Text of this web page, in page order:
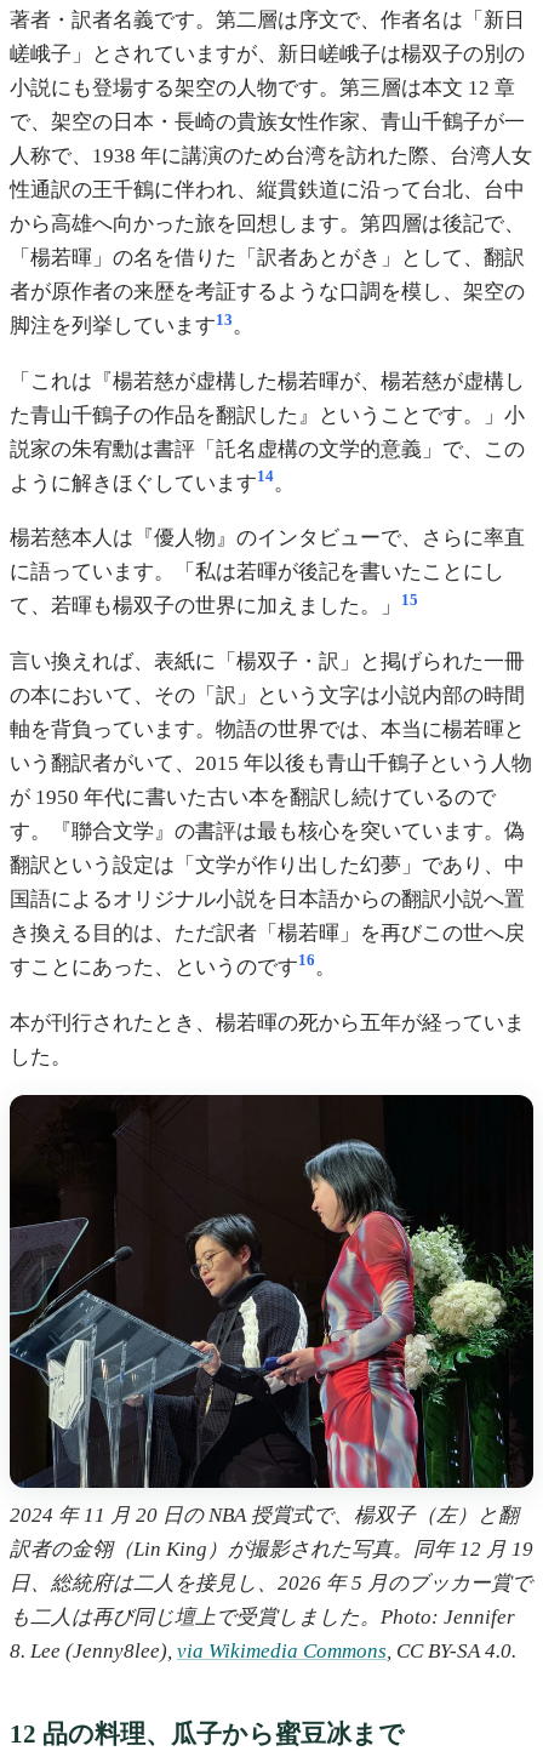
著者・訳者名義です。第二層は序文で、作者名は「新日
嵯峨子」とされていますが、新日嵯峨子は楊双子の別の
小説にも登場する架空の人物です。第三層は本文 12 章
で、架空の日本・長崎の貴族女性作家、青山千鶴子が一
人称で、1938 年に講演のため台湾を訪れた際、台湾人女
性通訳の王千鶴に伴われ、縦貫鉄道に沿って台北、台中
から高雄へ向かった旅を回想します。第四層は後記で、
「楊若暉」の名を借りた「訳者あとがき」として、翻訳
者が原作者の来歴を考証するような口調を模し、架空の
脚注を列挙しています13。
「これは『楊若慈が虚構した楊若暉が、楊若慈が虚構し
た青山千鶴子の作品を翻訳した』ということです。」小
説家の朱宥勳は書評「託名虚構の文学的意義」で、この
ように解きほぐしています14。
楊若慈本人は『優人物』のインタビューで、さらに率直
に語っています。「私は若暉が後記を書いたことにし
て、若暉も楊双子の世界に加えました。」
15
言い換えれば、表紙に「楊双子・訳」と掲げられた一冊
の本において、その「訳」という文字は小説内部の時間
軸を背負っています。物語の世界では、本当に楊若暉と
いう翻訳者がいて、2015 年以後も青山千鶴子という人物
が 1950 年代に書いた古い本を翻訳し続けているので
す。『聯合文学』の書評は最も核心を突いています。偽
翻訳という設定は「文学が作り出した幻夢」であり、中
国語によるオリジナル小説を日本語からの翻訳小説へ置
き換える目的は、ただ訳者「楊若暉」を再びこの世へ戻
すことにあった、というのです16。
本が刊行されたとき、楊若暉の死から五年が経っていま
した。
2024 年 11 月 20 日の NBA 授賞式で、楊双子（左）と翻
訳者の金翎（Lin King）が撮影された写真。同年 12 月 19
日、総統府は二人を接見し、2026 年 5 月のブッカー賞で
も二人は再び同じ壇上で受賞しました。Photo: Jennifer
8. Lee (Jenny8lee), via Wikimedia Commons, CC BY-SA 4.0.
12 品の料理、瓜子から蜜豆冰まで